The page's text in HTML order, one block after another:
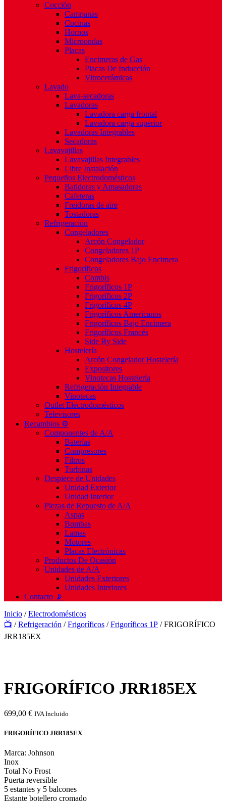
Cocción
Campanas
Cocinas
Hornos
Microondas
Placas
Encimeras de Gas
Placas De Inducción
Vitrocerámicas
Lavado
Lava-secadoras
Lavadoras
Lavadora carga frontal
Lavadora carga superior
Lavadoras Integrables
Secadoras
Lavavajillas
Lavavajillas Integrables
Libre Instalación
Pequeños Electrodomésticos
Batidoras y Amasadoras
Cafeteras
Freidoras de aire
Tostadoras
Refrigeración
Congeladores
Arcón Congelador
Congeladores 1P
Congeladores Bajo Encimera
Frigoríficos
Combis
Frigoríficos 1P
Frigoríficos 2P
Frigoríficos 4P
Frigoríficos Americanos
Frigoríficos Bajo Encimera
Frigoríficos Francés
Side By Side
Hostelería
Arcón Congelador Hostelería
Expositores
Vinotecas Hostelería
Refrigeración Integrable
Vinotecas
Outlet Electrodomésticos
Televisores
Recambios ⚙️
Componentes de A/A
Baterías
Compresores
Filtros
Turbinas
Despiece de Unidades
Unidad Exterior
Unidad Interior
Piezas de Repuesto de A/A
Aspas
Bombas
Lamas
Motores
Placas Electrónicas
Productos De Ocasión
Unidades de A/A
Unidades Exteriores
Unidades Interiores
Contacto 📡
Inicio /Electrodomésticos
📺 /Refrigeración /Frigoríficos /Frigoríficos 1P / FRIGORÍFICO
JRR185EX
FRIGORÍFICO JRR185EX
699,00 € IVA Incluido
FRIGORÍFICO JRR185EX
Marca: Johnson
Inox
Total No Frost
Puerta reversible
5 estantes y 5 balcones
Estante botellero cromado